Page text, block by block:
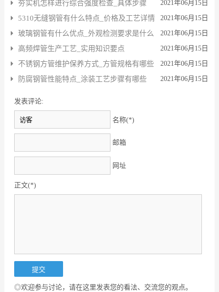
夯实机怎样进行综合强度检查_具体步骤 2021年06月15日
5310无缝钢管有什么特点_价格及工艺详情 2021年06月15日
玻璃钢管有什么优点_外观检测要求是什么 2021年06月15日
高频焊管生产工艺_实用知识要点 2021年06月15日
不锈钢方管维护保养方式_方管规格有哪些 2021年06月15日
防腐钢管性能特点_涂装工艺步骤有哪些 2021年06月15日
发表评论:
名称(*)
邮箱
网址
正文(*)
◎欢迎参与讨论，请在这里发表您的看法、交流您的观点。